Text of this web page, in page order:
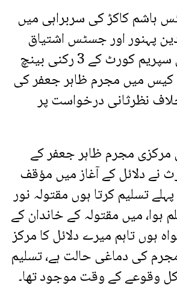
ہاشم کاکڑ کی سربراہی میں
پہنور اور جسٹس اشتیاق
ابراہیم پر مشتمل سپریم کورٹ کے 3 رکنی بینچ
کیس میں مجرم ظاہر جعفر کی
نظرثانی درخواست پر
مجرم ظاہر جعفر کے
نے دلائل کے آغاز میں مؤقف
تسلیم کرتا ہوں مقتولہ نور
ہوا، میں مقتولہ کے خاندان کے
ہوں تاہم میرے دلائل کا مرکز
کی دماغی حالت ہے، تسلیم
وقوعے کے وقت موجود تھا۔